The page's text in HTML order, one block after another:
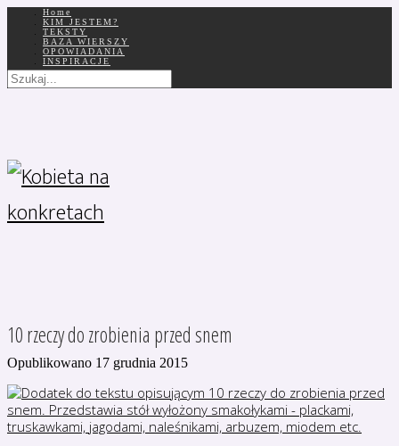
Home
KIM JESTEM?
TEKSTY
BAZA WIERSZY
OPOWIADANIA
INSPIRACJE
10 rzeczy do zrobienia przed snem
Opublikowano 17 grudnia 2015